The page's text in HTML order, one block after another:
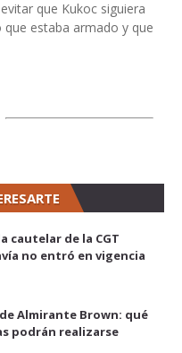
que Kukoc siguiera
que estaba armado y que
cautelar de la CGT
no entró en vigencia
Almirante Brown: qué
podrán realizarse